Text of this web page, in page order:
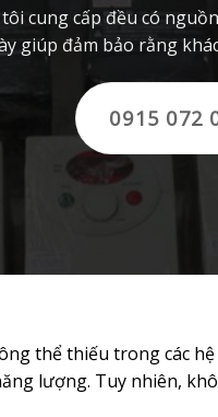
cung cấp đều có
giúp đảm bảo rằng
0915 072
thể thiếu trong các
lượng. Tuy nhiên,